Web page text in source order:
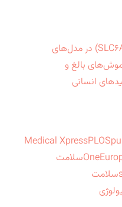
مهارگر جدیدِ ناقل گلیسین (SLC۶A۲۰) در مدل‌های
موش‌های بالغ و
انسانی
Medical XpressPLOS
Oneسلامت
سلامت